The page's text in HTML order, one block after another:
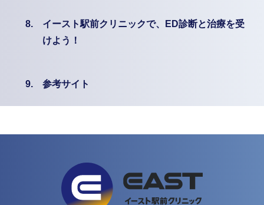
8.
イースト駅前クリニックで、ED診断と治療を受
けよう！
9. 参考サイト